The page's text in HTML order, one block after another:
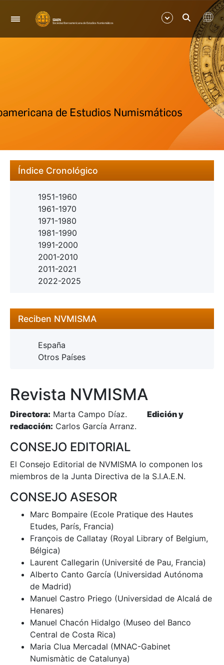
Nabigazioa
Erakutsi/Ezkutatu
Índice Cronológico
1951-1960
1961-1970
1971-1980
1981-1990
1991-2000
2001-2010
2011-2021
2022-2025
Reciben NVMISMA
España
Otros Países
Revista NVMISMA
Directora: Marta Campo Díaz. Edición y
redacción: Carlos García Arranz.
CONSEJO EDITORIAL
El Consejo Editorial de NVMISMA lo componen los
miembros de la Junta Directiva de la S.I.A.E.N.
CONSEJO ASESOR
Marc Bompaire (Ecole Pratique des Hautes
Etudes, París, Francia)
François de Callatay (Royal Library of Belgium,
Bélgica)
Laurent Callegarin (Université de Pau, Francia)
Alberto Canto García (Universidad Autónoma
de Madrid)
Manuel Castro Priego (Universidad de Alcalá de
Henares)
Manuel Chacón Hidalgo (Museo del Banco
Central de Costa Rica)
Maria Clua Mercadal (MNAC-Gabinet
Numismàtic de Catalunya)